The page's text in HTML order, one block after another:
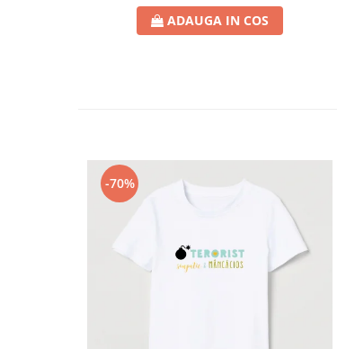
ADAUGA IN COS
-70%